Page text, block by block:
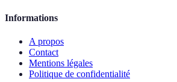
Informations
A propos
Contact
Mentions légales
Politique de confidentialité